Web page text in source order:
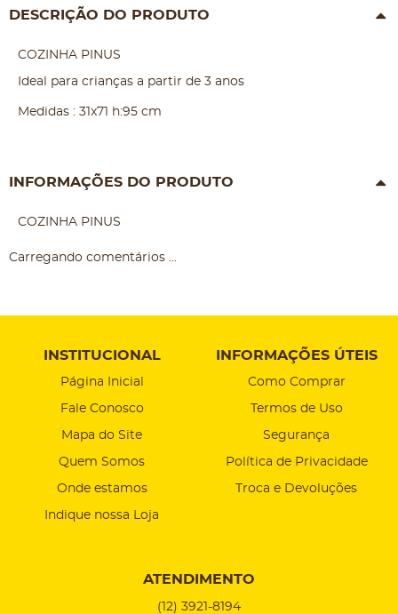
DESCRIÇÃO DO PRODUTO
COZINHA PINUS
Ideal para crianças a partir de 3 anos
Medidas : 31x71 h:95 cm
INFORMAÇÕES DO PRODUTO
COZINHA PINUS
Carregando comentários ...
INSTITUCIONAL
Página Inicial
Fale Conosco
Mapa do Site
Quem Somos
Onde estamos
Indique nossa Loja
INFORMAÇÕES ÚTEIS
Como Comprar
Termos de Uso
Segurança
Política de Privacidade
Troca e Devoluções
ATENDIMENTO
(12) 3921-8194